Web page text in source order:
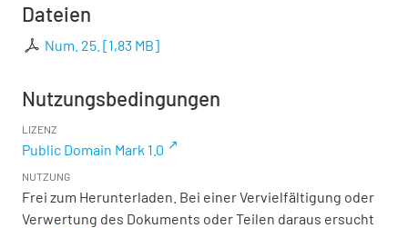
Dateien
Num. 25. [1,83 MB]
Nutzungsbedingungen
LIZENZ
Public Domain Mark 1.0
NUTZUNG
Frei zum Herunterladen. Bei einer Vervielfältigung oder
Verwertung des Dokuments oder Teilen daraus ersucht